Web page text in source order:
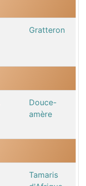
Gratteron
Douce-
amère
Tamaris